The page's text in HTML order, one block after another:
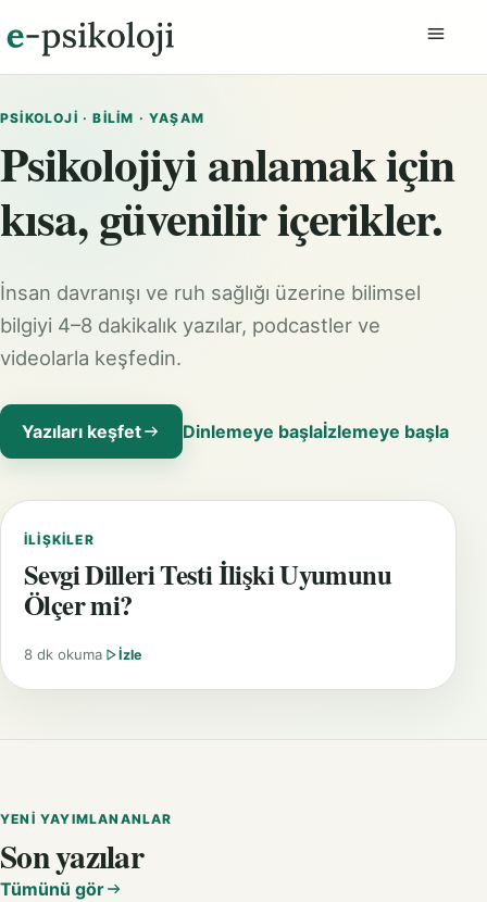
PSIKOLOJI · BILIM · YAŞAM
Psikolojiyi anlamak için
kısa, güvenilir içerikler.
İnsan davranışı ve ruh sağlığı üzerine bilimsel
bilgiyi 4–8 dakikalık yazılar, podcastler ve
videolarla keşfedin.
Yazıları keşfet Dinlemeye başlaİzlemeye başla
İLIŞKILER
Sevgi Dilleri Testi İlişki Uyumunu
Ölçer mi?
8 dk okuma İzle
YENI YAYIMLANANLAR
Son yazılar
Tümünü gör